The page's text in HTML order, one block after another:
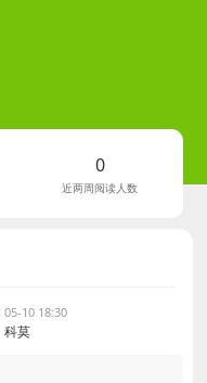
0
近两周阅读人数
05-10 18:30
科莫